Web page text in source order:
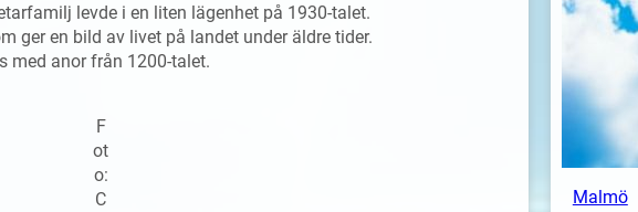
levde i en liten lägenhet på 1930-talet.
ger en bild av livet på landet under äldre tider.
med anor från 1200-talet.
F
ot
o:
C
Malmö